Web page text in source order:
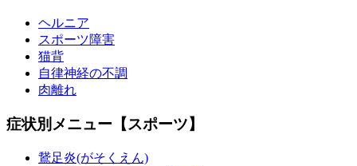
ヘルニア
スポーツ障害
猫背
自律神経の不調
肉離れ
症状別メニュー【スポーツ】
鵞足炎(がそくえん)